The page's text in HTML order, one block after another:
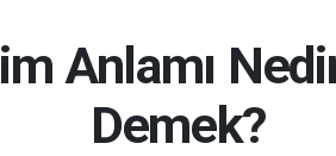
Anlamı
Demek?